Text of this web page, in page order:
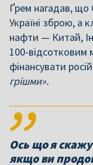
Ґрем нагадав,
Україні зброю, а
нафти — Китай,
100-
фінансувати
грішми».
Ось що я скажу
якщо ви